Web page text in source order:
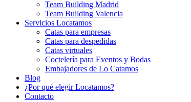
Team Building Madrid
Team Building Valencia
Servicios Locatamos
Catas para empresas
Catas para despedidas
Catas virtuales
Coctelería para Eventos y Bodas
Embajadores de Lo Catamos
Blog
¿Por qué elegir Locatamos?
Contacto